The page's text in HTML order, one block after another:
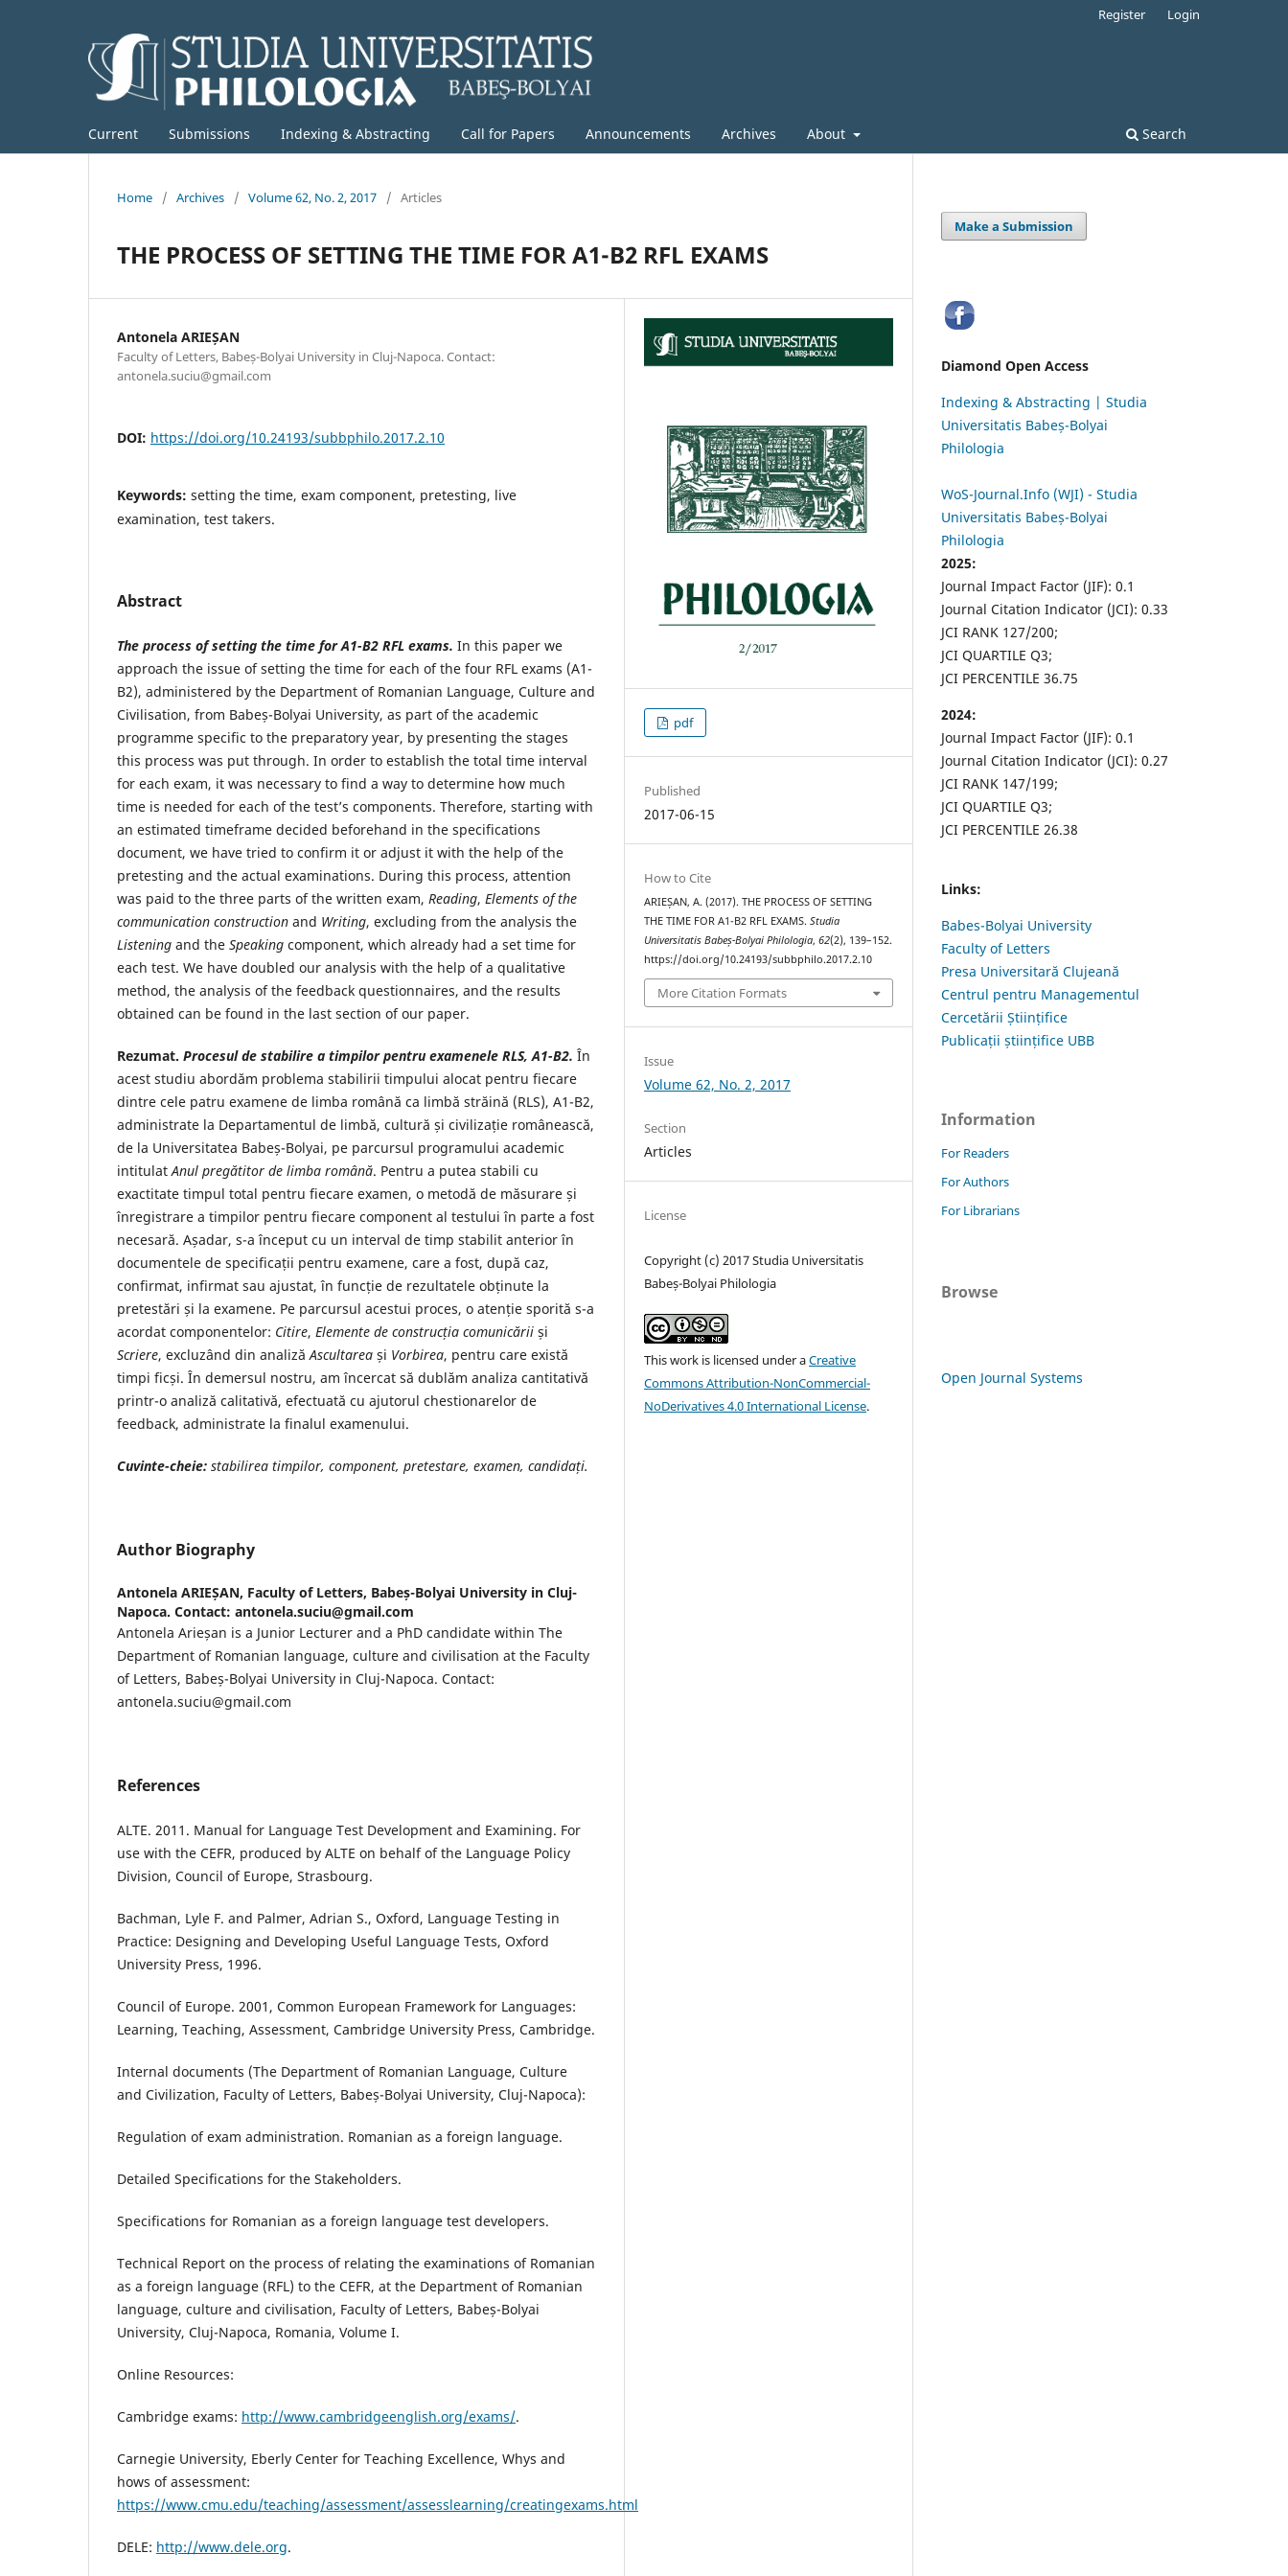
Current Submissions Indexing & Abstracting Call for Papers Announcements Archives About Search
Register Login
Home / Archives / Volume 62, No. 2, 2017 / Articles
THE PROCESS OF SETTING THE TIME FOR A1-B2 RFL EXAMS
Antonela ARIEȘAN
Faculty of Letters, Babeș-Bolyai University in Cluj-Napoca. Contact:
antonela.suciu@gmail.com
DOI: https://doi.org/10.24193/subbphilo.2017.2.10
Keywords: setting the time, exam component, pretesting, live
examination, test takers.
Abstract
The process of setting the time for A1-B2 RFL exams. In this paper we
approach the issue of setting the time for each of the four RFL exams (A1-
B2), administered by the Department of Romanian Language, Culture and
Civilisation, from Babeș-Bolyai University, as part of the academic
programme specific to the preparatory year, by presenting the stages
this process was put through. In order to establish the total time interval
for each exam, it was necessary to find a way to determine how much
time is needed for each of the test’s components. Therefore, starting with
an estimated timeframe decided beforehand in the specifications
document, we have tried to confirm it or adjust it with the help of the
pretesting and the actual examinations. During this process, attention
was paid to the three parts of the written exam, Reading, Elements of the
communication construction and Writing, excluding from the analysis the
Listening and the Speaking component, which already had a set time for
each test. We have doubled our analysis with the help of a qualitative
method, the analysis of the feedback questionnaires, and the results
obtained can be found in the last section of our paper.
Rezumat. Procesul de stabilire a timpilor pentru examenele RLS, A1-B2. În
acest studiu abordăm problema stabilirii timpului alocat pentru fiecare
dintre cele patru examene de limba română ca limbă străină (RLS), A1-B2,
administrate la Departamentul de limbă, cultură și civilizație românească,
de la Universitatea Babeș-Bolyai, pe parcursul programului academic
intitulatAnul pregătitor de limba română. Pentru a putea stabili cu
exactitate timpul total pentru fiecare examen, o metodă de măsurare și
înregistrare a timpilor pentru fiecare component al testului în parte a fost
necesară. Așadar, s-a început cu un interval de timp stabilit anterior în
documentele de specificații pentru examene, care a fost, după caz,
confirmat, infirmat sau ajustat, în funcție de rezultatele obținute la
pretestări și la examene. Pe parcursul acestui proces, o atenție sporită s-a
acordat componentelor: Citire, Elemente de construcția comunicării și
Scriere, excluzând din analizăAscultarea și Vorbirea, pentru care există
timpi ficși. În demersul nostru, am încercat să dublăm analiza cantitativă
printr-o analiză calitativă, efectuată cu ajutorul chestionarelor de
feedback, administrate la finalul examenului.
Cuvinte-cheie: stabilirea timpilor, component, pretestare, examen, candidați.
Author Biography
Antonela ARIEȘAN, Faculty of Letters, Babeș-Bolyai University in Cluj-
Napoca. Contact: antonela.suciu@gmail.com
Antonela Arieșan is a Junior Lecturer and a PhD candidate within The
Department of Romanian language, culture and civilisation at the Faculty
of Letters, Babeș-Bolyai University in Cluj-Napoca. Contact:
antonela.suciu@gmail.com
References
ALTE. 2011. Manual for Language Test Development and Examining. For
use with the CEFR, produced by ALTE on behalf of the Language Policy
Division, Council of Europe, Strasbourg.
Bachman, Lyle F. and Palmer, Adrian S., Oxford, Language Testing in
Practice: Designing and Developing Useful Language Tests, Oxford
University Press, 1996.
Council of Europe. 2001, Common European Framework for Languages:
Learning, Teaching, Assessment, Cambridge University Press, Cambridge.
Internal documents (The Department of Romanian Language, Culture
and Civilization, Faculty of Letters, Babeș-Bolyai University, Cluj-Napoca):
Regulation of exam administration. Romanian as a foreign language.
Detailed Specifications for the Stakeholders.
Specifications for Romanian as a foreign language test developers.
Technical Report on the process of relating the examinations of Romanian
as a foreign language (RFL) to the CEFR, at the Department of Romanian
language, culture and civilisation, Faculty of Letters, Babeș-Bolyai
University, Cluj-Napoca, Romania, Volume I.
Online Resources:
Cambridge exams: http://www.cambridgeenglish.org/exams/.
Carnegie University, Eberly Center for Teaching Excellence, Whys and
hows of assessment:
https://www.cmu.edu/teaching/assessment/assesslearning/creatingexams.html
DELE: http://www.dele.org.
pdf
Published
2017-06-15
How to Cite
ARIEȘAN, A. (2017). THE PROCESS OF SETTING
THE TIME FOR A1-B2 RFL EXAMS.Studia
Universitatis Babeș-Bolyai Philologia,62(2), 139–152.
https://doi.org/10.24193/subbphilo.2017.2.10
More Citation Formats
Issue
Volume 62, No. 2, 2017
Section
Articles
License
Copyright (c) 2017 Studia Universitatis
Babeș-Bolyai Philologia
This work is licensed under aCreative
Commons Attribution-NonCommercial-
NoDerivatives 4.0 International License.
Make a Submission
Diamond Open Access
Indexing & Abstracting | Studia
Universitatis Babeș-Bolyai
Philologia
WoS-Journal.Info (WJI) - Studia
Universitatis Babeș-Bolyai
Philologia
2025:
Journal Impact Factor (JIF): 0.1
Journal Citation Indicator (JCI): 0.33
JCI RANK 127/200;
JCI QUARTILE Q3;
JCI PERCENTILE 36.75
2024:
Journal Impact Factor (JIF): 0.1
Journal Citation Indicator (JCI): 0.27
JCI RANK 147/199;
JCI QUARTILE Q3;
JCI PERCENTILE 26.38
Links:
Babes-Bolyai University
Faculty of Letters
Presa Universitară Clujeană
Centrul pentru Managementul
Cercetării Științifice
Publicații științifice UBB
Information
For Readers
For Authors
For Librarians
Browse
Open Journal Systems